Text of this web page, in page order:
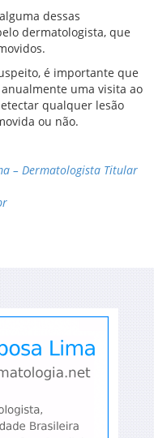
dessas
dermatologista, que
é importante que
uma visita ao
qualquer lesão
ou não.
– Dermatologista Titular